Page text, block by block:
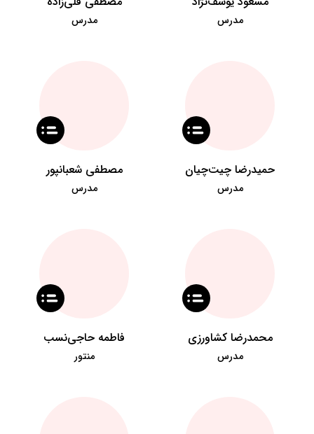
مدرس مدرس
حمیدرضا چیت‌چیان
مدرس
مصطفی شعبانپور
مدرس
محمدرضا کشاورزی
مدرس
فاطمه حاجی‌نسب
منتور